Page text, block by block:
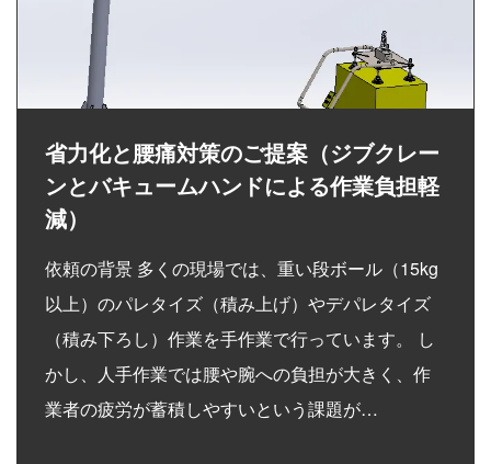
省力化と腰痛対策のご提案（ジブクレー
ンとバキュームハンドによる作業負担軽
減）
依頼の背景 多くの現場では、重い段ボール（15kg
以上）のパレタイズ（積み上げ）やデパレタイズ
（積み下ろし）作業を手作業で行っています。 し
かし、人手作業では腰や腕への負担が大きく、作
業者の疲労が蓄積しやすいという課題が…